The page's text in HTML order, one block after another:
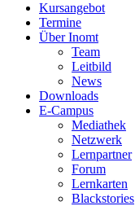
Kursangebot
Termine
Über Inomt
Team
Leitbild
News
Downloads
E-Campus
Mediathek
Netzwerk
Lernpartner
Forum
Lernkarten
Blackstories